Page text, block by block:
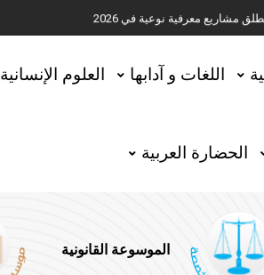
مشاريع معرفية نوعية في 2026
العربية
اللغات و آدابها العلوم الإنسانية
الحضارة العربية
الموسوعة القانونية